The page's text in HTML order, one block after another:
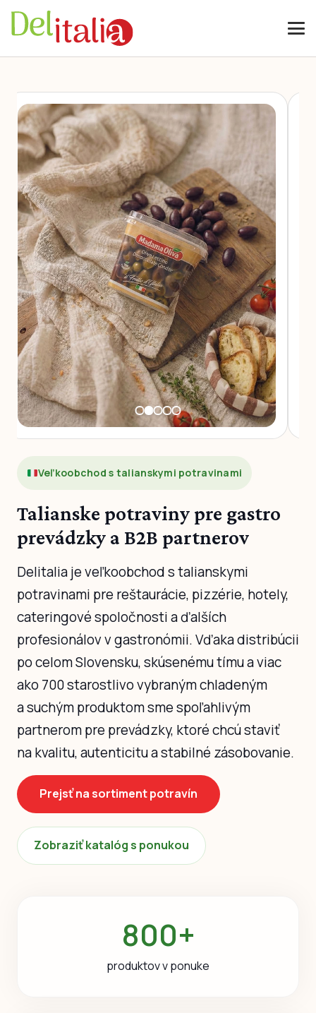
Veľkoobchod s talianskymi potravinami
Talianske potraviny pre gastro
prevádzky a B2B partnerov
Delitalia je veľkoobchod s talianskymi
potravinami pre reštaurácie, pizzérie, hotely,
cateringové spoločnosti a ďalších
profesionálov v gastronómii. Vďaka distribúcii
po celom Slovensku, skúsenému tímu a viac
ako 700 starostlivo vybraným chladeným
a suchým produktom sme spoľahlivým
partnerom pre prevádzky, ktoré chcú staviť
na kvalitu, autenticitu a stabilné zásobovanie.
Prejsť na sortiment potravín
Zobraziť katalóg s ponukou
800+
produktov v ponuke